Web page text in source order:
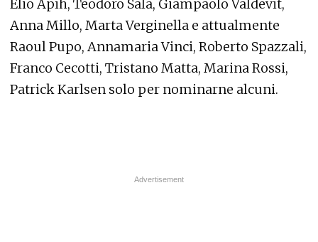
Elio Apih, Teodoro Sala, Giampaolo Valdevit,
Anna Millo, Marta Verginella e attualmente
Raoul Pupo, Annamaria Vinci, Roberto Spazzali,
Franco Cecotti, Tristano Matta, Marina Rossi,
Patrick Karlsen solo per nominarne alcuni.